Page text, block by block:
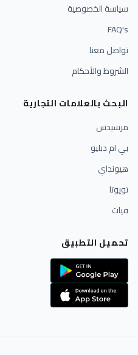
سياسة الخصوصية
FAQ's
تواصل معنا
الشروط والأحكام
البحث بالعلامات التجارية
مرسيدس
بي ام دبليو
هيونداي
تويوتا
فيات
تحميل التطبيق